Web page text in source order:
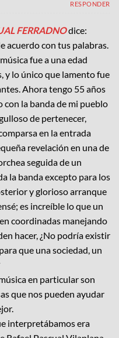
RESPONDER
FERRADNOdice:
acuerdo con tus palabras.
fue a una edad
y lo único que lamento fue
Ahora tengo 55 años
con la banda de mi pueblo
de pertenecer,
en la entrada
revelación en una de
seguida de un
la banda excepto para los
y glorioso arranque
es increíble lo que un
coordinadas manejando
hacer, ¿No podría existir
que una sociedad, un
en particular son
que nos pueden ayudar
interpretábamos era